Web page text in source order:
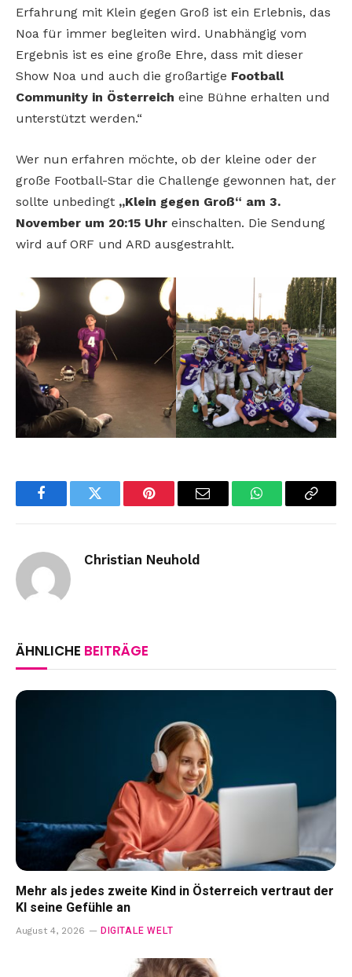
Erfahrung mit Klein gegen Groß ist ein Erlebnis, das
Noa für immer begleiten wird. Unabhängig vom
Ergebnis ist es eine große Ehre, dass mit dieser
Show Noa und auch die großartige Football
Community in Österreich eine Bühne erhalten und
unterstützt werden.“
Wer nun erfahren möchte, ob der kleine oder der
große Football-Star die Challenge gewonnen hat, der
sollte unbedingt „Klein gegen Groß“ am 3.
November um 20:15 Uhr einschalten. Die Sendung
wird auf ORF und ARD ausgestrahlt.
FacebookTwitter Pinterest Email WhatsAppCopy
Christian Neuhold
ÄHNLICHE BEITRÄGE
Mehr als jedes zweite Kind in Österreich vertraut der
KI seine Gefühle an
August 4, 2026 DIGITALE WELT